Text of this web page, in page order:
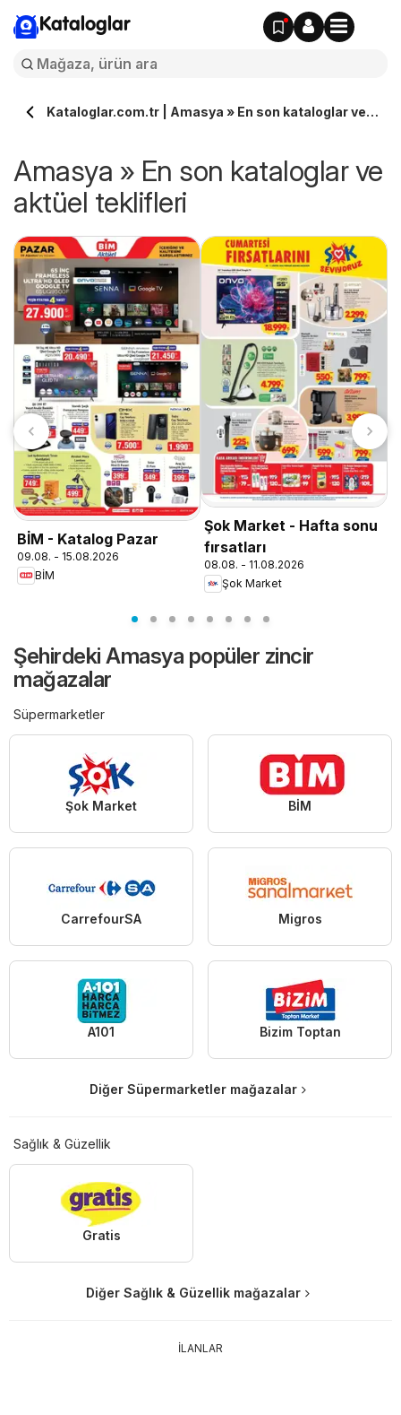
Kataloglar
Kataloglar.com.tr | Amasya » En son kataloglar ve
Amasya » En son kataloglar ve
aktüel teklifleri
BİM - Katalog Pazar
09.08. - 15.08.2026
BİM
Şok Market - Hafta sonu
fırsatları
08.08. - 11.08.2026
Şok Market
Şehirdeki Amasya popüler zincir
mağazalar
Süpermarketler
Şok Market BİM
CarrefourSA Migros
A101 Bizim Toptan
Diğer Süpermarketler mağazalar
Sağlık & Güzellik
Gratis
Diğer Sağlık & Güzellik mağazalar
İLANLAR